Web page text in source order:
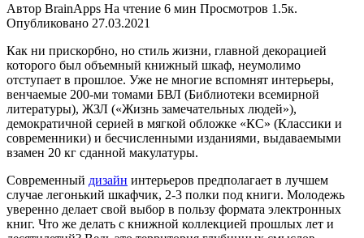
Автор BrainApps На чтение 6 мин Просмотров 1.5к.
Опубликовано 27.03.2021
Как ни прискорбно, но стиль жизни, главной декорацией
которого был объемный книжный шкаф, неумолимо
отступает в прошлое. Уже не многие вспомнят интерьеры,
венчаемые 200-ми томами БВЛ (Библиотеки всемирной
литературы), ЖЗЛ («Жизнь замечательных людей»),
демократичной серией в мягкой обложке «КС» (Классики и
современники) и бесчисленными изданиями, выдаваемыми
взамен 20 кг сданной макулатуры.
Современный дизайн интерьеров предполагает в лучшем
случае легонький шкафчик, 2-3 полки под книги. Молодежь
уверенно делает свой выбор в пользу формата электронных
книг. Что же делать с книжной коллекцией прошлых лет и